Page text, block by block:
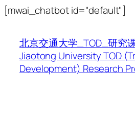
[mwai_chatbot id="default"]
内
容
北京交通大学_TOD_研究
Jiaotong University TOD
Development) Research